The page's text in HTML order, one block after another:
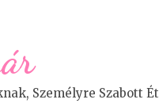
Személyre Szabott